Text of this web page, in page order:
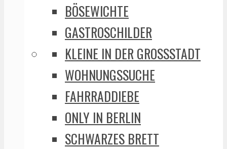
BÖSEWICHTE
GASTROSCHILDER
KLEINE IN DER GROSSSTADT
WOHNUNGSSUCHE
FAHRRADDIEBE
ONLY IN BERLIN
SCHWARZES BRETT